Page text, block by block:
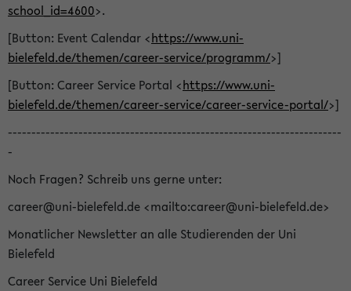
school_id=4600>.
[Button: Event Calendar <https://www.uni-
bielefeld.de/themen/career-service/programm/>]
[Button: Career Service Portal <https://www.uni-
bielefeld.de/themen/career-service/career-service-portal/>]
-----------------------------------------------------------------------
-
Noch Fragen? Schreib uns gerne unter:
career@uni-bielefeld.de <mailto:career@uni-bielefeld.de>
Monatlicher Newsletter an alle Studierenden der Uni
Bielefeld
Career Service Uni Bielefeld